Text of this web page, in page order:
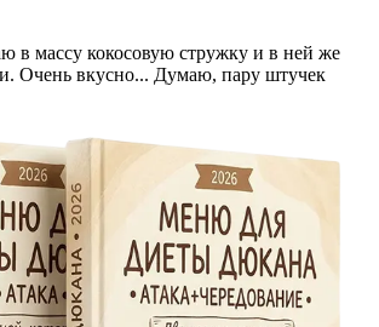
в массу кокосовую стружку и в ней же
Очень вкусно... Думаю, пару штучек